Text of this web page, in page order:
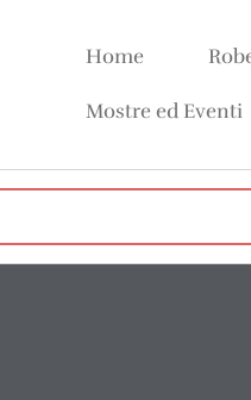
Home
Mostre ed Eventi